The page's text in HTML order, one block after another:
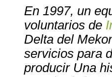
En 1997, un
voluntarios de
Delta del
servicios para
producir Una